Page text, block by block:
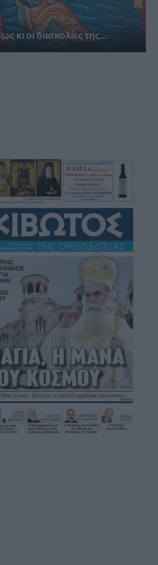
κι οι δυσκολίες της...